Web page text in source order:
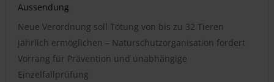
Aussendung
Neue Verordnung soll Tötung von bis zu 32 Tieren
jährlich ermöglichen – Naturschutzorganisation fordert
Vorrang für Prävention und unabhängige
Einzelfallprüfung